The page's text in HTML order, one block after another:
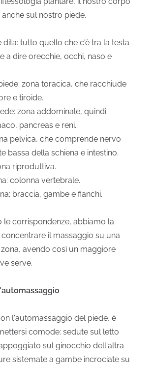
anche sul nostro piede.
dita: tutto quello che c'è tra la testa
a dire orecchie, occhi, naso e
zona toracica, che racchiude
e tiroide.
zona addominale, quindi
pancreas e reni.
pelvica, che comprende nervo
bassa della schiena e intestino.
riproduttiva.
colonna vertebrale.
braccia, gambe e fianchi.
le corrispondenze, abbiamo la
il massaggio su una
avendo così un maggiore
serve.
l'automassaggio del piede, è
comode: sedute sul letto
sul ginocchio dell'altra
sistemate a gambe incrociate su